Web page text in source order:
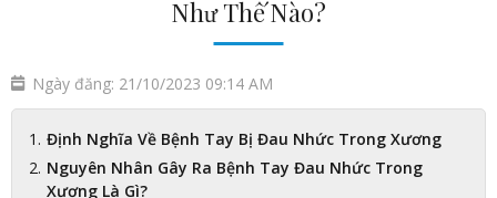
Như Thế Nào?
Ngày đăng: 21/10/2023 09:14 AM
Định Nghĩa Về Bệnh Tay Bị Đau Nhức Trong Xương
Nguyên Nhân Gây Ra Bệnh Tay Đau Nhức Trong
Xương Là Gì?